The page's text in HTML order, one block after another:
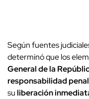
Según fuentes
determinó que los
General de la
responsabilidad penal
suliberación